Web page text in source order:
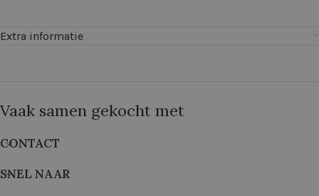
Extra informatie
Vaak samen gekocht met
CONTACT
SNEL NAAR